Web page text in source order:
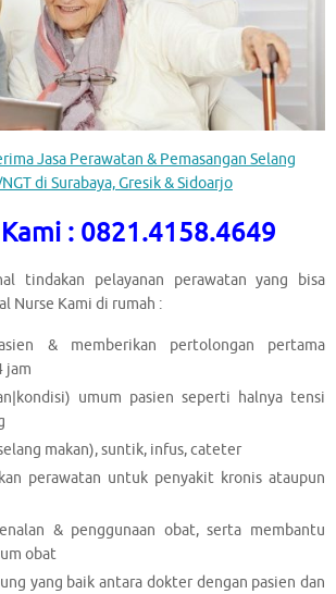
Jasa Perawatan & Pemasangan Selang
di Surabaya, Gresik & Sidoarjo
: 0821.4158.4649
tindakan pelayanan perawatan yang bisa
Nurse Kami di rumah :
& memberikan pertolongan pertama
jam
umum pasien seperti halnya tensi
makan), suntik, infus, cateter
perawatan untuk penyakit kronis ataupun
& penggunaan obat, serta membantu
obat
yang baik antara dokter dengan pasien dan